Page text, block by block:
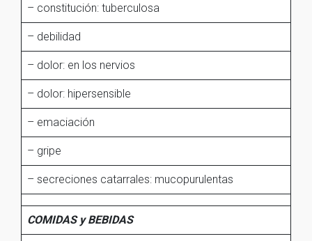
– constitución: tuberculosa
– debilidad
– dolor: en los nervios
– dolor: hipersensible
– emaciación
– gripe
– secreciones catarrales: mucopurulentas
COMIDAS y BEBIDAS